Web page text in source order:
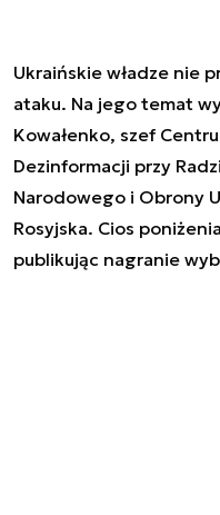
Ukraińskie władze nie
ataku. Na jego temat
Kowałenko, szef
Dezinformacji przy
Narodowego i Obrony
Rosyjska. Cios
publikując nagranie